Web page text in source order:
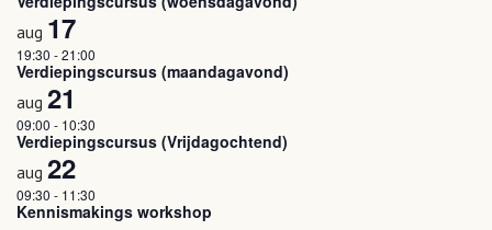
aug 17
19:30 -21:00
Verdiepingscursus (maandagavond)
aug 21
09:00 - 10:30
Verdiepingscursus (Vrijdagochtend)
aug 22
09:30 - 11:30
Kennismakings workshop